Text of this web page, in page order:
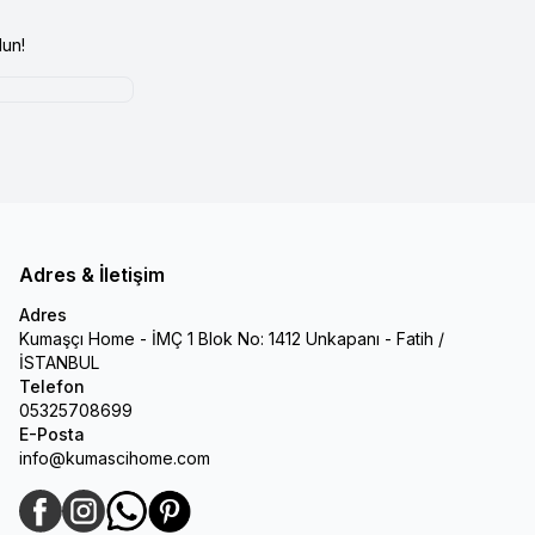
Adres & İletişim
Adres
Kumaşçı Home - İMÇ 1 Blok No: 1412 Unkapanı - Fatih /
İSTANBUL
Telefon
05325708699
E-Posta
info@kumascihome.com
FacebookInstagramWhatsAppPinterest